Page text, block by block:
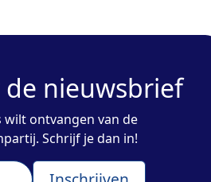
nieuwsbrief
wilt ontvangen van de
Schrijf je dan in!